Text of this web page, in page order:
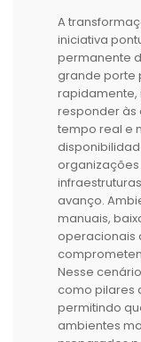
A
iniciativa
permanente
grande porte
rapidamente,
responder às
tempo real e
avanço.
manuais,
operacionais
Nesse
como pilares
permitindo
ambientes